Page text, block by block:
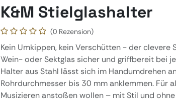
K&M Stielglashalter
(0 Rezension)
Kein Umkippen, kein Verschütten - der clevere
Wein- oder Sektglas sicher und griffbereit bei
Halter aus Stahl lässt sich im Handumdrehen
Rohrdurchmesser bis 30 mm anklemmen. Für
Musizieren anstoßen wollen – mit Stil und ohne